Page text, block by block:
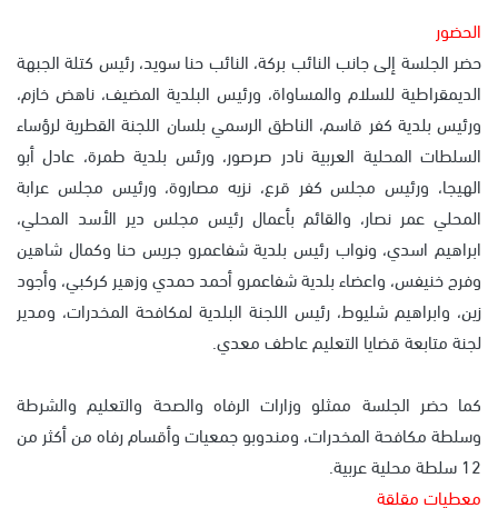
الحضور
حضر الجلسة إلى جانب النائب بركة، النائب حنا سويد، رئيس كتلة الجبهة
الديمقراطية للسلام والمساواة، ورئيس البلدية المضيف، ناهض خازم،
ورئيس بلدية كفر قاسم، الناطق الرسمي بلسان اللجنة القطرية لرؤساء
السلطات المحلية العربية نادر صرصور، ورئس بلدية طمرة، عادل أبو
الهيجا، ورئيس مجلس كفر قرع، نزيه مصاروة، ورئيس مجلس عرابة
المحلي عمر نصار، والقائم بأعمال رئيس مجلس دير الأسد المحلي،
ابراهيم اسدي، ونواب رئيس بلدية شفاعمرو جريس حنا وكمال شاهين
وفرج خنيفس، واعضاء بلدية شفاعمرو أحمد حمدي وزهير كركبي، وأجود
زين، وابراهيم شليوط، رئيس اللجنة البلدية لمكافحة المخدرات، ومدير
لجنة متابعة قضايا التعليم عاطف معدي.
كما حضر الجلسة ممثلو وزارات الرفاه والصحة والتعليم والشرطة
وسلطة مكافحة المخدرات، ومندوبو جمعيات وأقسام رفاه من أكثر من
12 سلطة محلية عربية.
معطيات مقلقة